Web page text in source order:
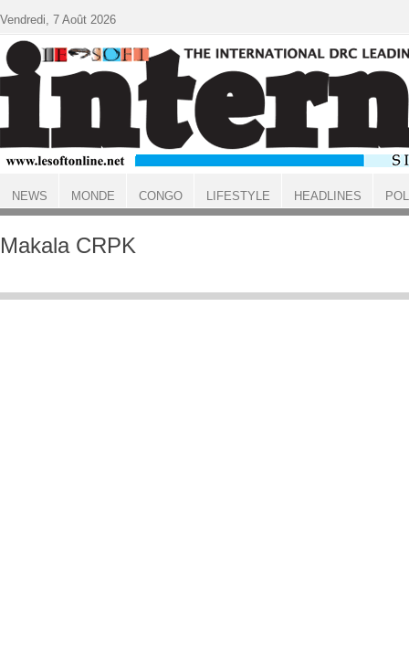
ACCUEIL
Makala CRPK
Vendredi, 7 Août 2026
NEWS MONDE CONGO LIFESTYLE HEADLINES